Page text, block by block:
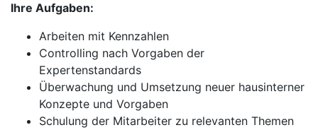
Ihre Aufgaben:
Arbeiten mit Kennzahlen
Controlling nach Vorgaben der
Expertenstandards
Überwachung und Umsetzung neuer hausinterner
Konzepte und Vorgaben
Schulung der Mitarbeiter zu relevanten Themen